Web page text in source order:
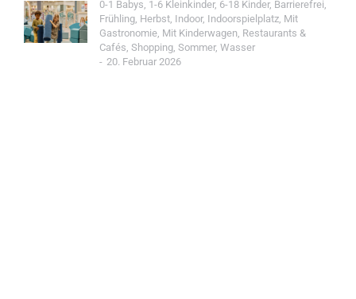
0-1 Babys, 1-6 Kleinkinder, 6-18 Kinder, Barrierefrei,
Frühling, Herbst, Indoor, Indoorspielplatz, Mit
Gastronomie, Mit Kinderwagen, Restaurants &
Cafés, Shopping, Sommer, Wasser
20. Februar 2026